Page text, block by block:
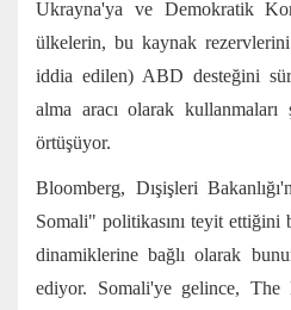
Ukrayna'ya ve Demokratik
ülkelerin, bu kaynak rezervlerini
iddia edilen) ABD desteğini
alma aracı olarak
örtüşüyor.
Bloomberg, Dışişleri
Somali" politikasını teyit ettiğini
dinamiklerine bağlı olarak
ediyor. Somali'ye gelince, The